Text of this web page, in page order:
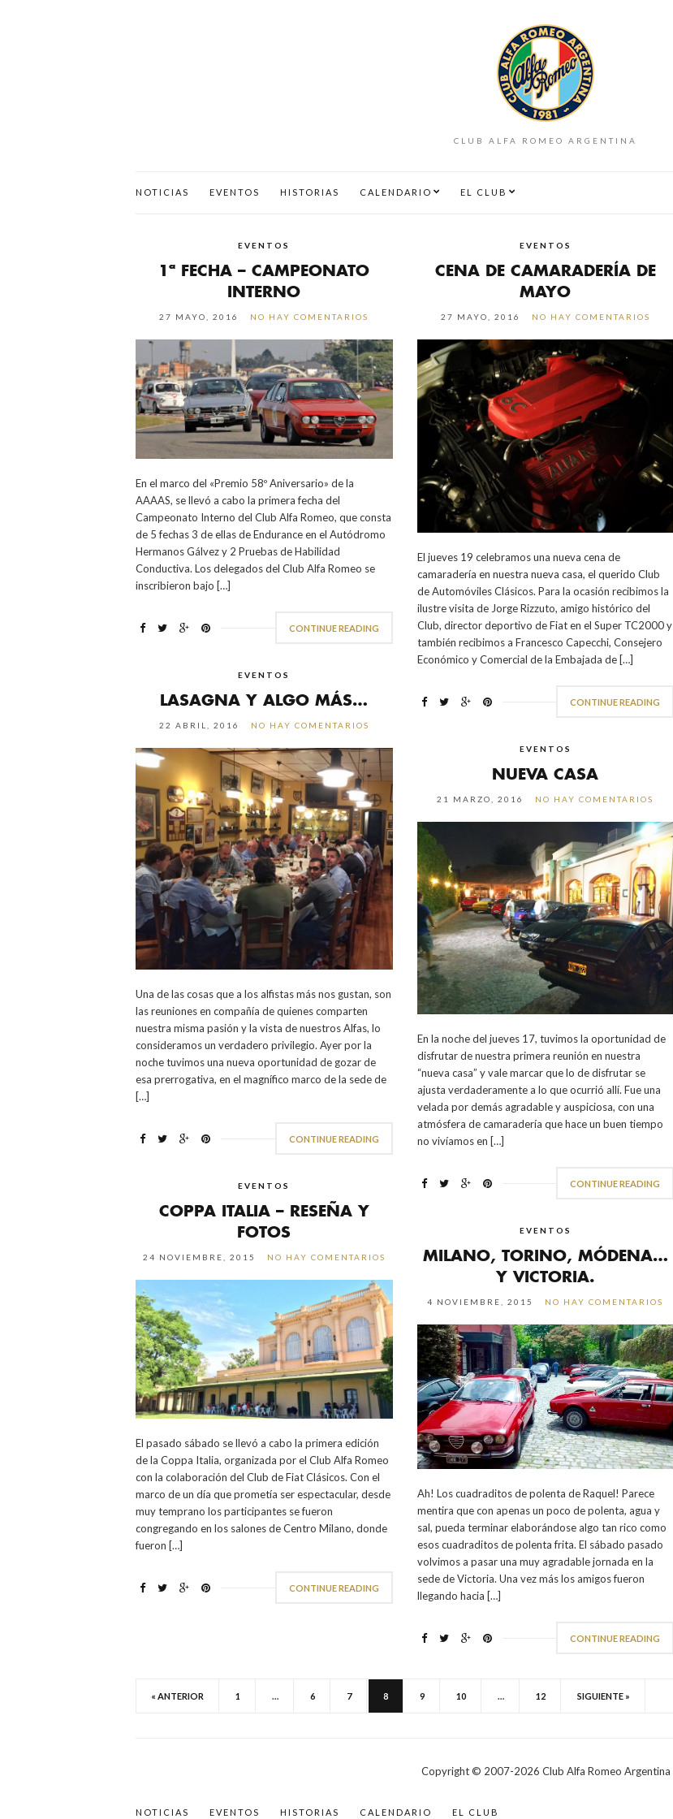
CLUB ALFA ROMEO ARGENTINA
NOTICIAS EVENTOS HISTORIAS CALENDARIO EL CLUB
EVENTOS
1ª FECHA – CAMPEONATO
INTERNO
27 MAYO, 2016 NO HAY COMENTARIOS
En el marco del «Premio 58º Aniversario» de la
AAAAS, se llevó a cabo la primera fecha del
Campeonato Interno del Club Alfa Romeo, que consta
de 5 fechas 3 de ellas de Endurance en el Autódromo
Hermanos Gálvez y 2 Pruebas de Habilidad
Conductiva. Los delegados del Club Alfa Romeo se
inscribieron bajo […]
CONTINUE READING
EVENTOS
CENA DE CAMARADERÍA DE
MAYO
27 MAYO, 2016 NO HAY COMENTARIOS
El jueves 19 celebramos una nueva cena de
camaradería en nuestra nueva casa, el querido Club
de Automóviles Clásicos. Para la ocasión recibimos la
ilustre visita de Jorge Rizzuto, amigo histórico del
Club, director deportivo de Fiat en el Super TC2000 y
también recibimos a Francesco Capecchi, Consejero
Económico y Comercial de la Embajada de […]
CONTINUE READING
EVENTOS
LASAGNA Y ALGO MÁS…
22 ABRIL, 2016 NO HAY COMENTARIOS
Una de las cosas que a los alfistas más nos gustan, son
las reuniones en compañía de quienes comparten
nuestra misma pasión y la vista de nuestros Alfas, lo
consideramos un verdadero privilegio. Ayer por la
noche tuvimos una nueva oportunidad de gozar de
esa prerrogativa, en el magnífico marco de la sede de
[…]
CONTINUE READING
EVENTOS
NUEVA CASA
21 MARZO, 2016 NO HAY COMENTARIOS
En la noche del jueves 17, tuvimos la oportunidad de
disfrutar de nuestra primera reunión en nuestra
“nueva casa” y vale marcar que lo de disfrutar se
ajusta verdaderamente a lo que ocurrió allí. Fue una
velada por demás agradable y auspiciosa, con una
atmósfera de camaradería que hace un buen tiempo
no vivíamos en […]
CONTINUE READING
EVENTOS
COPPA ITALIA – RESEÑA Y
FOTOS
24 NOVIEMBRE, 2015 NO HAY COMENTARIOS
El pasado sábado se llevó a cabo la primera edición
de la Coppa Italia, organizada por el Club Alfa Romeo
con la colaboración del Club de Fiat Clásicos. Con el
marco de un día que prometía ser espectacular, desde
muy temprano los participantes se fueron
congregando en los salones de Centro Milano, donde
fueron […]
CONTINUE READING
EVENTOS
MILANO, TORINO, MÓDENA…
Y VICTORIA.
4 NOVIEMBRE, 2015 NO HAY COMENTARIOS
Ah! Los cuadraditos de polenta de Raquel! Parece
mentira que con apenas un poco de polenta, agua y
sal, pueda terminar elaborándose algo tan rico como
esos cuadraditos de polenta frita. El sábado pasado
volvimos a pasar una muy agradable jornada en la
sede de Victoria. Una vez más los amigos fueron
llegando hacia […]
CONTINUE READING
« ANTERIOR 1 … 6 7 8 9 10 … 12 SIGUIENTE »
Copyright © 2007-2026 Club Alfa Romeo Argentina
NOTICIAS EVENTOS HISTORIAS CALENDARIO EL CLUB